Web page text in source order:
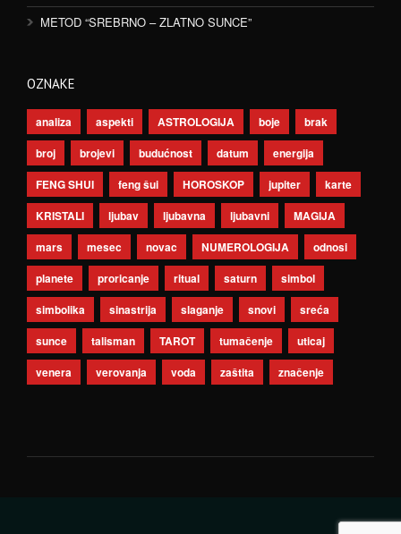
METOD “SREBRNO – ZLATNO SUNCE”
OZNAKE
analiza aspekti ASTROLOGIJA boje
brak
broj
brojevi budućnost datum
energija
FENG SHUI
feng šui HOROSKOP jupiter
karte
KRISTALI
ljubav ljubavna ljubavni
MAGIJA
mars
mesec novac NUMEROLOGIJA
odnosi
planete
proricanje ritual saturn
simbol
simbolika
sinastrija slaganje snovi
sreća
sunce
talisman TAROT tumačenje
uticaj
venera
verovanja voda zaštita značenje